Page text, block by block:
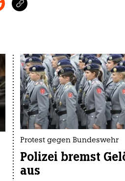
Protest gegen Bundeswehr
Polizei bremst
aus